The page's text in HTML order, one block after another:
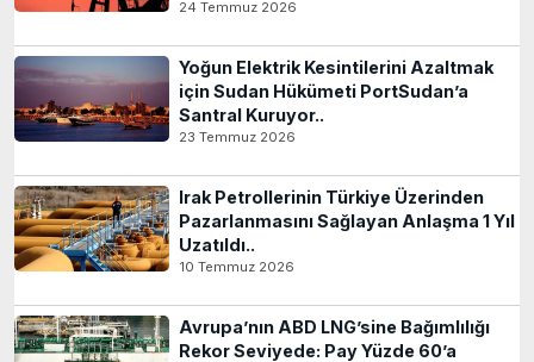
24 Temmuz 2026
Yoğun Elektrik Kesintilerini Azaltmak
için Sudan Hükümeti PortSudan’a
Santral Kuruyor..
23 Temmuz 2026
Irak Petrollerinin Türkiye Üzerinden
Pazarlanmasını Sağlayan Anlaşma 1 Yıl
Uzatıldı..
10 Temmuz 2026
Avrupa’nın ABD LNG’sine Bağımlılığı
Rekor Seviyede: Pay Yüzde 60’a